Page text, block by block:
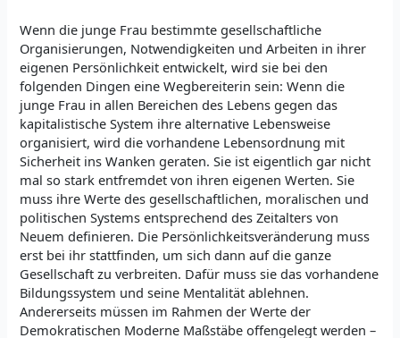
Wenn die junge Frau bestimmte gesellschaftliche
Organisierungen, Notwendigkeiten und Arbeiten in ihrer
eigenen Persönlichkeit entwickelt, wird sie bei den
folgenden Dingen eine Wegbereiterin sein: Wenn die
junge Frau in allen Bereichen des Lebens gegen das
kapitalistische System ihre alternative Lebensweise
organisiert, wird die vorhandene Lebensordnung mit
Sicherheit ins Wanken geraten. Sie ist eigentlich gar nicht
mal so stark entfremdet von ihren eigenen Werten. Sie
muss ihre Werte des gesellschaftlichen, moralischen und
politischen Systems entsprechend des Zeitalters von
Neuem definieren. Die Persönlichkeitsveränderung muss
erst bei ihr stattfinden, um sich dann auf die ganze
Gesellschaft zu verbreiten. Dafür muss sie das vorhandene
Bildungssystem und seine Mentalität ablehnen.
Andererseits müssen im Rahmen der Werte der
Demokratischen Moderne Maßstäbe offengelegt werden –